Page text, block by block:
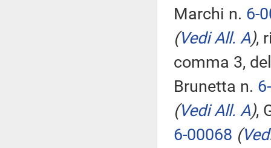
Marchi n. 6-
(Vedi All. A),
comma 3,
Brunetta n.
(Vedi All. A),
6-00068 (